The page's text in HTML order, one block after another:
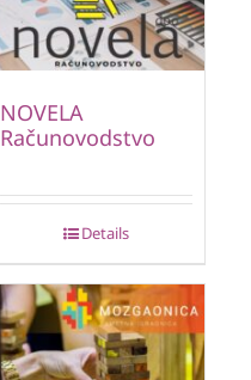
NOVELA
Računovodstvo
Details